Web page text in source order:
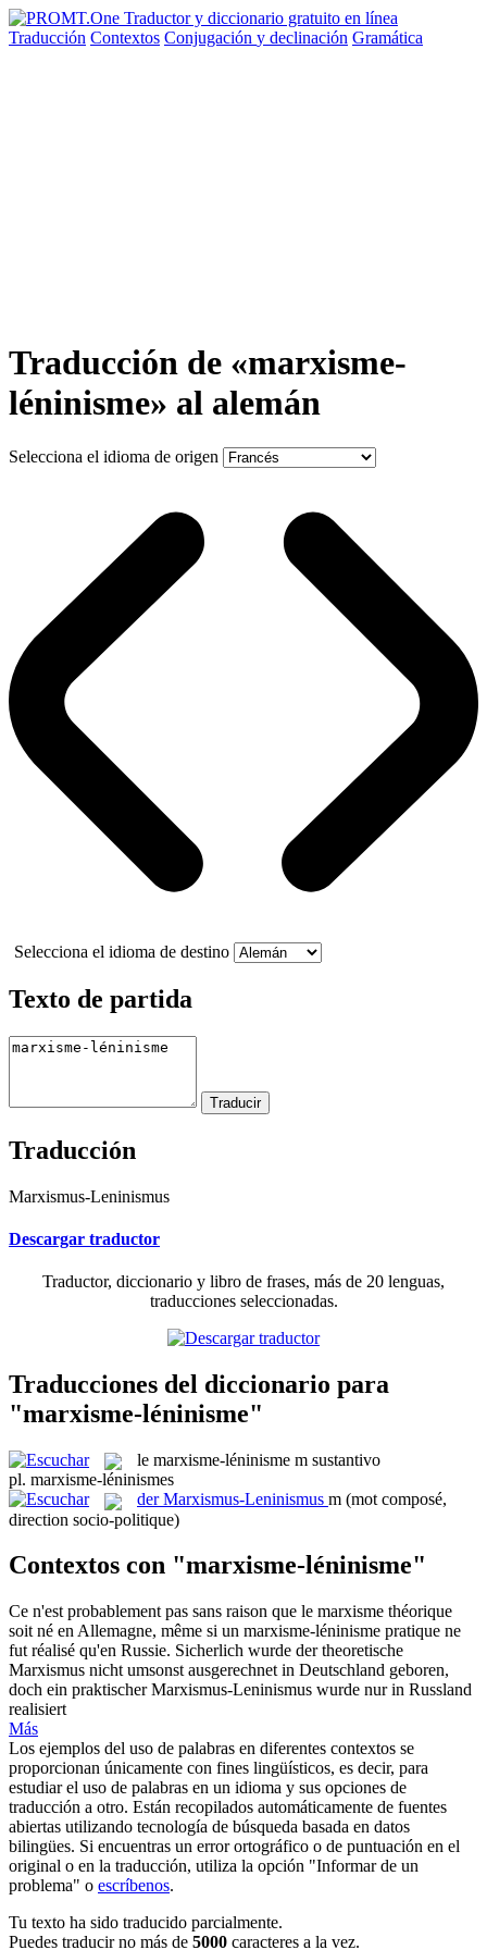
Traducción Contextos Conjugación y declinación Gramática
Traducción de «marxisme-
léninisme» al alemán
Selecciona el idioma de origen
Selecciona el idioma de destino
Texto de partida
Traducción
Marxismus-Leninismus
Descargar traductor
Traductor, diccionario y libro de frases, más de 20 lenguas,
traducciones seleccionadas.
Traducciones del diccionario para
"marxisme-léninisme"
le marxisme-léninisme m sustantivo
pl. marxisme-léninismes
derMarxismus-Leninismus m (mot composé,
direction socio-politique)
Contextos con "marxisme-léninisme"
Ce n'est probablement pas sans raison que le marxisme théorique
soit né en Allemagne, même si un marxisme-léninisme pratique ne
fut réalisé qu'en Russie. Sicherlich wurde der theoretische
Marxismus nicht umsonst ausgerechnet in Deutschland geboren,
doch ein praktischerMarxismus-Leninismus wurde nur in Russland
realisiert
Más
Los ejemplos del uso de palabras en diferentes contextos se
proporcionan únicamente con fines lingüísticos, es decir, para
estudiar el uso de palabras en un idioma y sus opciones de
traducción a otro. Están recopilados automáticamente de fuentes
abiertas utilizando tecnología de búsqueda basada en datos
bilingües. Si encuentras un error ortográfico o de puntuación en el
original o en la traducción, utiliza la opción "Informar de un
problema" o escríbenos.
Tu texto ha sido traducido parcialmente.
Puedes traducir no más de 5000 caracteres a la vez.